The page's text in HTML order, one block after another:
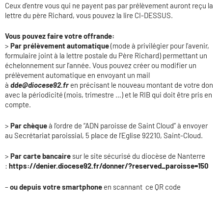
Ceux d’entre vous qui ne payent pas par prélèvement auront reçu la
lettre du père Richard, vous pouvez la lire CI-DESSUS.
Vous pouvez faire votre offrande:
> Par prélèvement automatique(mode à privilégier pour l’avenir,
formulaire joint à la lettre postale du Père Richard) permettant un
échelonnement sur l’année. Vous pouvez créer ou modifier un
prélèvement automatique en envoyant un mail
à dde@diocese92.fr en précisant le nouveau montant de votre don
avec la périodicité (mois, trimestre …) et le RIB qui doit être pris en
compte.
> Par chèqueà l’ordre de “ADN paroisse de Saint Cloud” à envoyer
au Secrétariat paroissial, 5 place de l’Eglise 92210, Saint-Cloud.
> Par carte bancaire sur le site sécurisé du diocèse de Nanterre
: https://denier.diocese92.fr/donner/?reserved_paroisse=150
–ou depuis votre smartphone en scannant ce QR code